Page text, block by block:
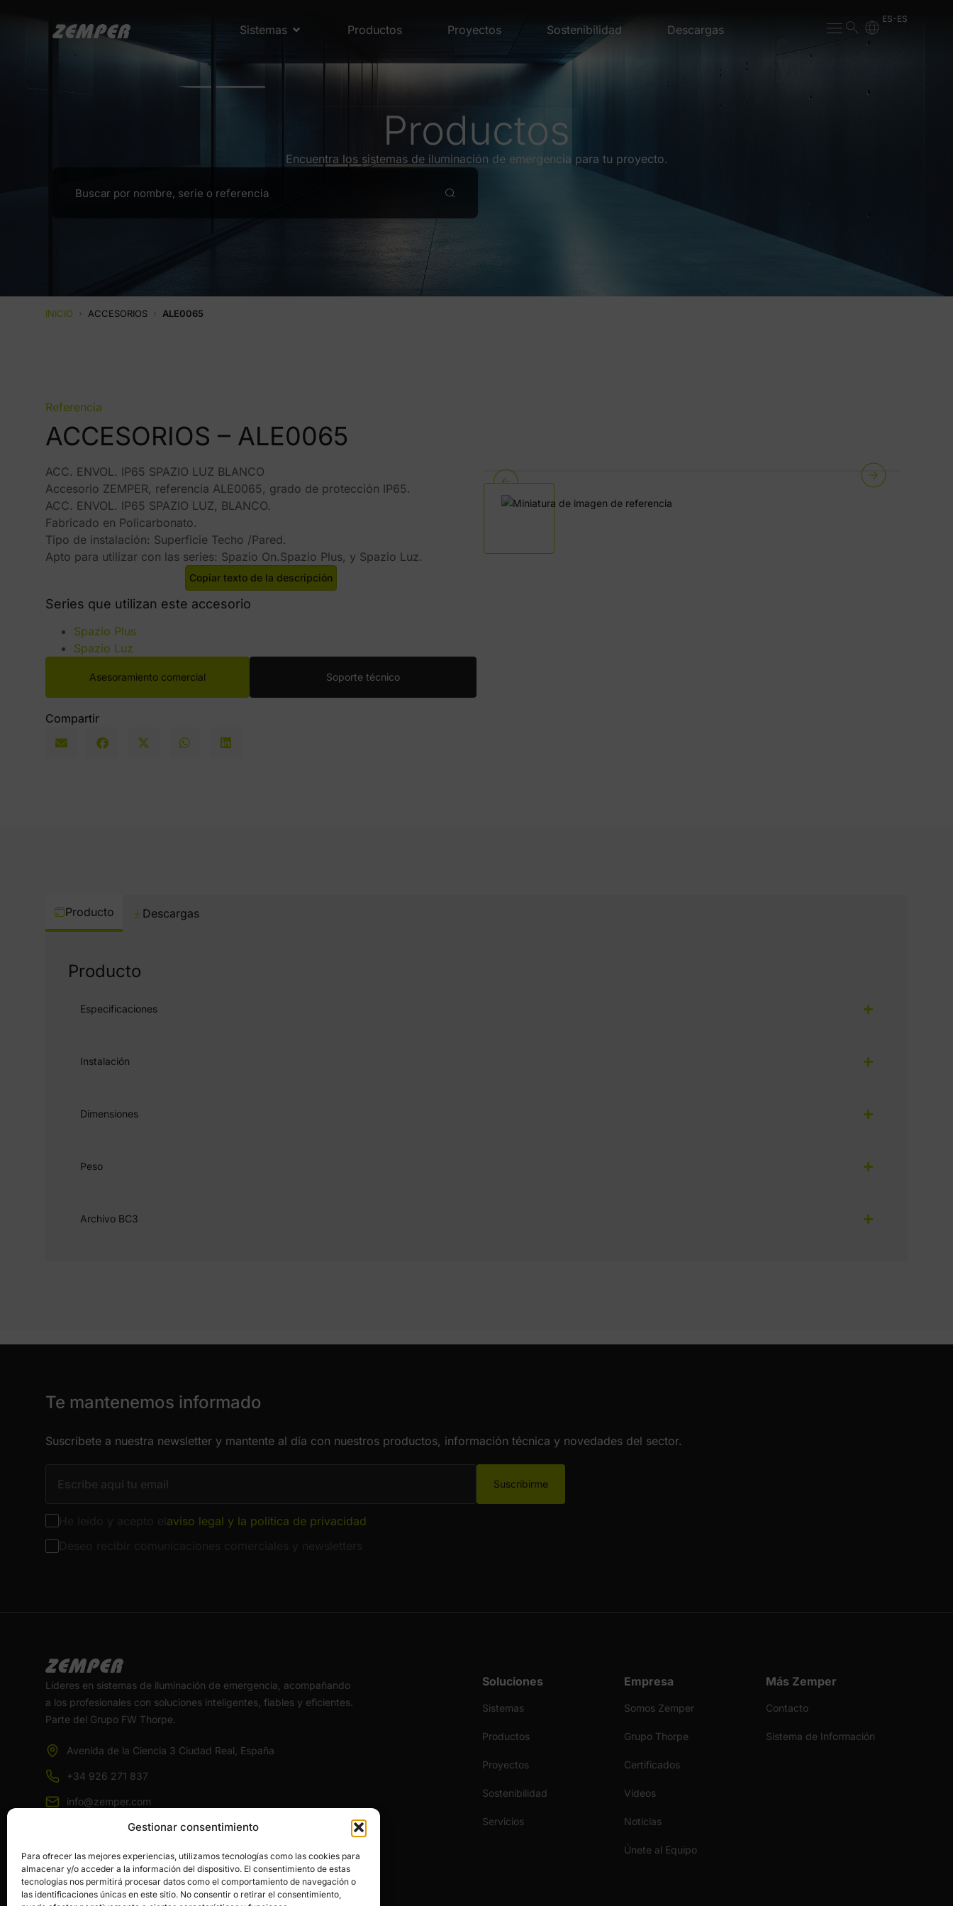
Gestionar consentimiento
Para ofrecer las mejores experiencias, utilizamos tecnologías como las cookies para
almacenar y/o acceder a la información del dispositivo. El consentimiento de estas
tecnologías nos permitirá procesar datos como el comportamiento de navegación o
las identificaciones únicas en este sitio. No consentir o retirar el consentimiento,
Sistemas Productos Proyectos Sostenibilidad Descargas
ES-ES
Productos
Encuentra los sistemas de iluminación de emergencia para tu proyecto.
INICIO › ACCESORIOS › ALE0065
Referencia
ACCESORIOS – ALE0065
ACC. ENVOL. IP65 SPAZIO LUZ BLANCO
Accesorio ZEMPER, referencia ALE0065, grado de protección IP65.
ACC. ENVOL. IP65 SPAZIO LUZ, BLANCO.
Fabricado en Policarbonato.
Tipo de instalación: Superficie Techo /Pared.
Apto para utilizar con las series: Spazio On.Spazio Plus, y Spazio Luz.
Copiar texto de la descripción
Series que utilizan este accesorio
Spazio Plus
Spazio Luz
Asesoramiento comercial Soporte técnico
Compartir
Producto Descargas
Producto
Especificaciones
Instalación
Dimensiones
Peso
Archivo BC3
Te mantenemos informado
Suscríbete a nuestra newsletter y mantente al día con nuestros productos, información técnica y novedades del sector.
Suscribirme
aviso legal y la política de privacidad
Líderes en sistemas de iluminación de emergencia, acompañando
a los profesionales con soluciones inteligentes, fiables y eficientes.
Parte del Grupo FW Thorpe.
Avenida de la Ciencia 3 Ciudad Real, España
+34 926 271 837
info@zemper.com
Soluciones
Sistemas
Productos
Proyectos
Sostenibilidad
Servicios
Empresa
Somos Zemper
Grupo Thorpe
Certificados
Vídeos
Noticias
Únete al Equipo
Más Zemper
Contacto
Sistema de Información